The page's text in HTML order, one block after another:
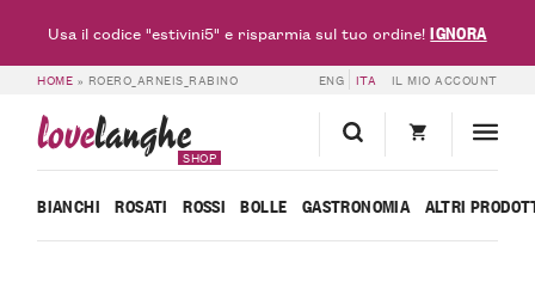
HOME » ROERO_ARNEIS_RABINO ENG ITA IL MIO ACCOUNT
lovelanghe
SHOP
BIANCHI ROSATI ROSSI BOLLE GASTRONOMIA ALTRI
Usa il codice "estivini5" e risparmia sul tuo ordine!IGNORA